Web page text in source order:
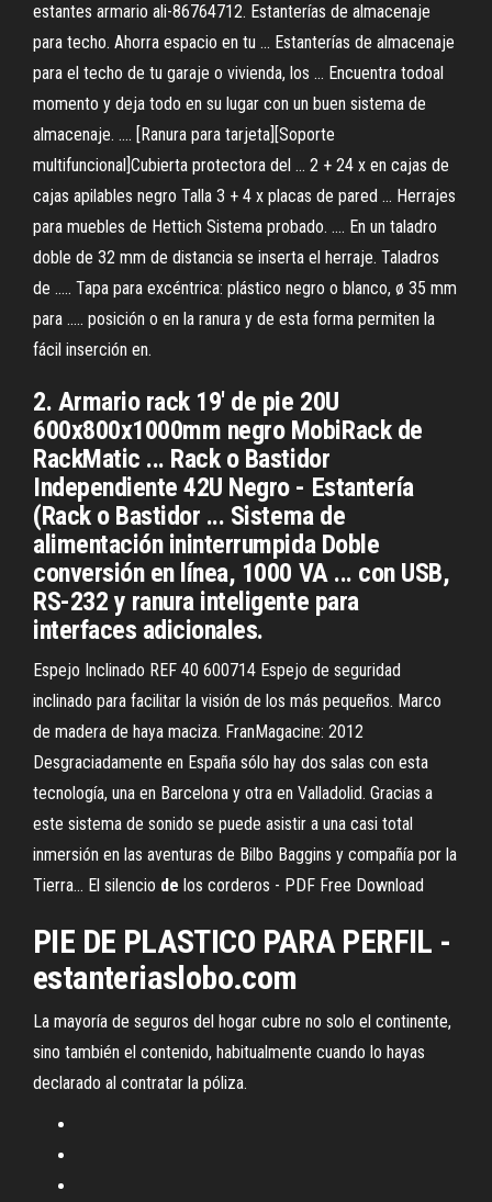
estantes armario ali-86764712. Estanterías de almacenaje
para techo. Ahorra espacio en tu ... Estanterías de almacenaje
para el techo de tu garaje o vivienda, los ... Encuentra todoal
momento y deja todo en su lugar con un buen sistema de
almacenaje. .... [Ranura para tarjeta][Soporte
multifuncional]Cubierta protectora del ... 2 + 24 x en cajas de
cajas apilables negro Talla 3 + 4 x placas de pared ... Herrajes
para muebles de Hettich Sistema probado. .... En un taladro
doble de 32 mm de distancia se inserta el herraje. Taladros
de ..... Tapa para excéntrica: plástico negro o blanco, ø 35 mm
para ..... posición o en la ranura y de esta forma permiten la
fácil inserción en.
2. Armario rack 19' de pie 20U
600x800x1000mm negro MobiRack de
RackMatic ... Rack o Bastidor
Independiente 42U Negro - Estantería
(Rack o Bastidor ... Sistema de
alimentación ininterrumpida Doble
conversión en línea, 1000 VA ... con USB,
RS-232 y ranura inteligente para
interfaces adicionales.
Espejo Inclinado REF 40 600714 Espejo de seguridad
inclinado para facilitar la visión de los más pequeños. Marco
de madera de haya maciza. FranMagacine: 2012
Desgraciadamente en España sólo hay dos salas con esta
tecnología, una en Barcelona y otra en Valladolid. Gracias a
este sistema de sonido se puede asistir a una casi total
inmersión en las aventuras de Bilbo Baggins y compañía por la
Tierra… El silencio de los corderos - PDF Free Download
PIE DE PLASTICO PARA PERFIL -
estanteriaslobo.com
La mayoría de seguros del hogar cubre no solo el continente,
sino también el contenido, habitualmente cuando lo hayas
declarado al contratar la póliza.